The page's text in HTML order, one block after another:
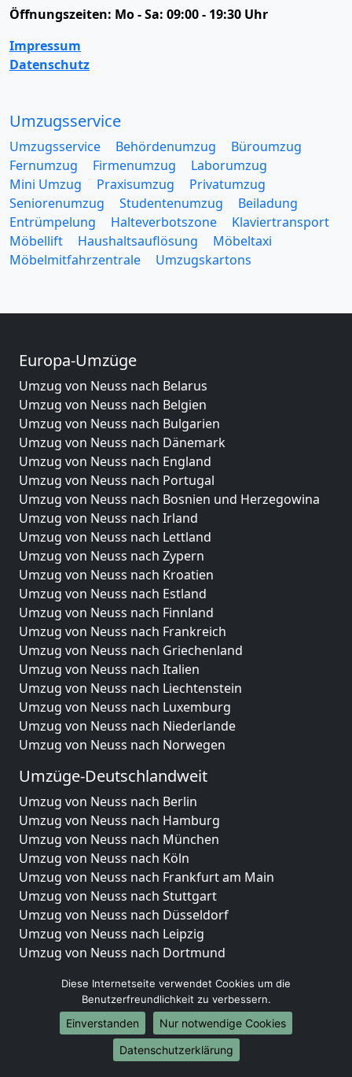
Öffnungszeiten: Mo - Sa: 09:00 - 19:30 Uhr
Impressum
Datenschutz
Umzugsservice
Umzugsservice Behördenumzug
Büroumzug
Fernumzug
Firmenumzug
Laborumzug
Mini Umzug
Praxisumzug
Privatumzug
Seniorenumzug
Studentenumzug
Beiladung
Entrümpelung
Halteverbotszone
Klaviertransport
Möbellift
Haushaltsauflösung
Möbeltaxi
Möbelmitfahrzentrale
Umzugskartons
Europa-Umzüge
Umzug von Neuss nach Belarus
Umzug von Neuss nach Belgien
Umzug von Neuss nach Bulgarien
Umzug von Neuss nach Dänemark
Umzug von Neuss nach England
Umzug von Neuss nach Portugal
Umzug von Neuss nach Bosnien und Herzegowina
Umzug von Neuss nach Irland
Umzug von Neuss nach Lettland
Umzug von Neuss nach Zypern
Umzug von Neuss nach Kroatien
Umzug von Neuss nach Estland
Umzug von Neuss nach Finnland
Umzug von Neuss nach Frankreich
Umzug von Neuss nach Griechenland
Umzug von Neuss nach Italien
Umzug von Neuss nach Liechtenstein
Umzug von Neuss nach Luxemburg
Umzug von Neuss nach Niederlande
Umzug von Neuss nach Norwegen
Umzüge-Deutschlandweit
Umzug von Neuss nach Berlin
Umzug von Neuss nach Hamburg
Umzug von Neuss nach München
Umzug von Neuss nach Köln
Umzug von Neuss nach Frankfurt am Main
Umzug von Neuss nach Stuttgart
Umzug von Neuss nach Düsseldorf
Umzug von Neuss nach Leipzig
Umzug von Neuss nach Dortmund
Umzug von Neuss nach Bremen
Umzug von Neuss nach Dresden
Umzug von Neuss nach Hannover
Umzug von Neuss nach Nürnberg
Umzug von Neuss nach Duisburg
Diese Internetseite verwendet Cookies um die
Benutzerfreundlichkeit zu verbessern.
Einverstanden
Nur notwendige Cookies
Datenschutzerklärung